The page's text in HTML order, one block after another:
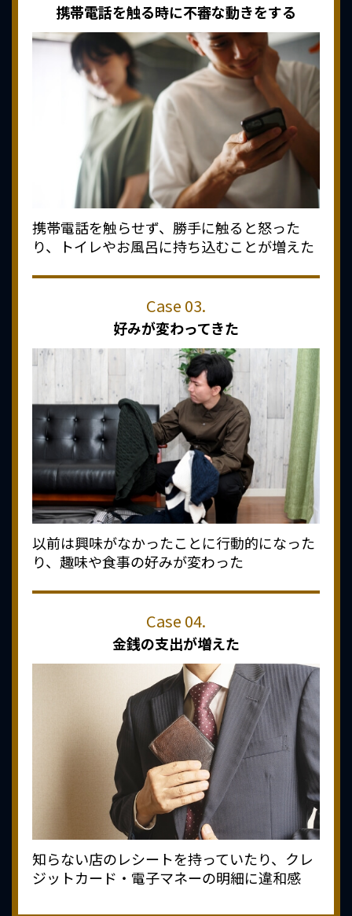
携帯電話を触る時に不審な動きをする
携帯電話を触らせず、勝手に触ると怒った
り、トイレやお風呂に持ち込むことが増えた
好みが変わってきた
以前は興味がなかったことに行動的になった
り、趣味や食事の好みが変わった
金銭の支出が増えた
知らない店のレシートを持っていたり、クレ
ジットカード・電子マネーの明細に違和感